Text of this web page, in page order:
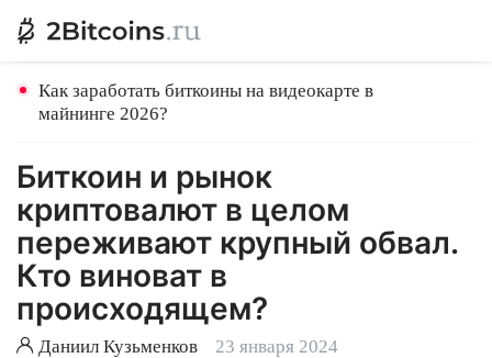
Как заработать биткоины на видеокарте в
майнинге 2026?
Биткоин и рынок
криптовалют в целом
переживают крупный обвал.
Кто виноват в
происходящем?
Даниил Кузьменков 23 января 2024